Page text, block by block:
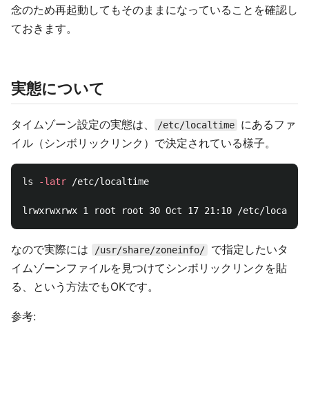
念のため再起動してもそのままになっていることを確認し
ておきます。
実態について
タイムゾーン設定の実態は、 /etc/localtime
にあるファ
イル（シンボリックリンク）で決定されている様子。
ls -latr /etc/localtime
なので実際には /usr/share/zoneinfo/
で指定したいタ
イムゾーンファイルを見つけてシンボリックリンクを貼
る、という方法でもOKです。
参考: